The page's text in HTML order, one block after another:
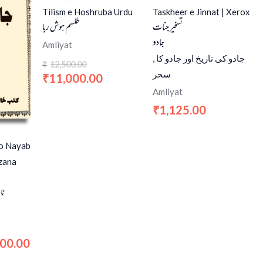
Nayab
₹6,000.00.
Tilism e Hoshruba Urdu
طلسم ہوش ربا
Amliyat
₹ 12,500.00
₹11,000.00
Taskheer e Jinnat | Xerox
تسخیر جنات
جادو
سحر
Amliyat
₹1,125.00